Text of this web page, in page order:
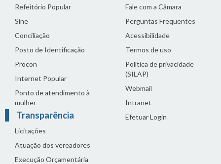
Refeitório Popular
Sine
Conciliação
Posto de Identificação
Procon
Internet Popular
Ponto de atendimento à
mulher
Transparência
Licitações
Atuação dos vereadores
Execução Orçamentária
Fale com a Câmara
Perguntas Frequentes
Acessibilidade
Termos de uso
Política de privacidade
(SILAP)
Webmail
Intranet
Efetuar Login